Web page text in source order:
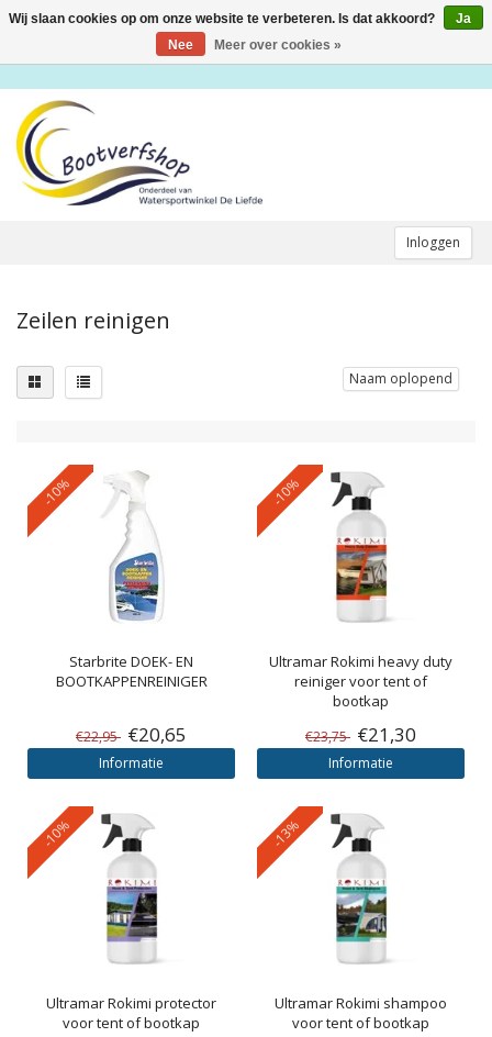
Inloggen
Toggle
Zeilen reinigen
Naam oplopend
-10%
Starbrite DOEK- EN
BOOTKAPPENREINIGER
€22,95 €20,65
Informatie
-10%
UltramarRokimi heavy duty
reiniger voor tent of
bootkap
€23,75 €21,30
Informatie
-10%
UltramarRokimi protector
voor tent of bootkap
-13%
UltramarRokimi shampoo
voor tent of bootkap
Wij slaan cookies op om onze website te verbeteren. Is dat akkoord?
Ja
Nee
Meer over cookies »